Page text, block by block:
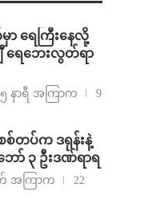
ာ ရေကြီးနေလို့
ရေဘေးလွတ်ရာ
နာရီ အကြာက
9
စစ်တပ်က ဒရုန်းနဲ့
ော် ၃ ဦးဒဏ်ရာရ
အကြာက
22